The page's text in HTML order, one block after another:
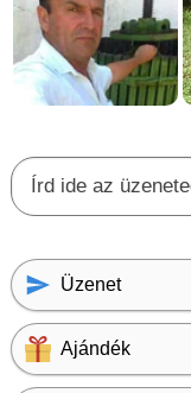
Üzenet
Ajándék